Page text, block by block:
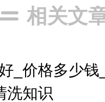
相关文
_价格多少钱
洗知识